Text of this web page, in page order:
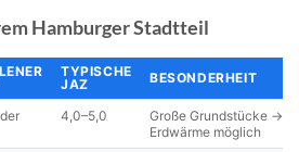
Hamburger Stadtteil
TYPISCHE
JAZ
BESONDERHEIT
4,0–5,0
Große Grundstücke →
Erdwärme möglich